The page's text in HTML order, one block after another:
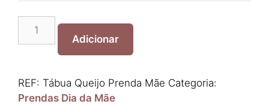
Quantidade
Prenda
Mãe
Adicionar
REF: Tábua Queijo Prenda Mãe Categoria:
Prendas Dia da Mãe